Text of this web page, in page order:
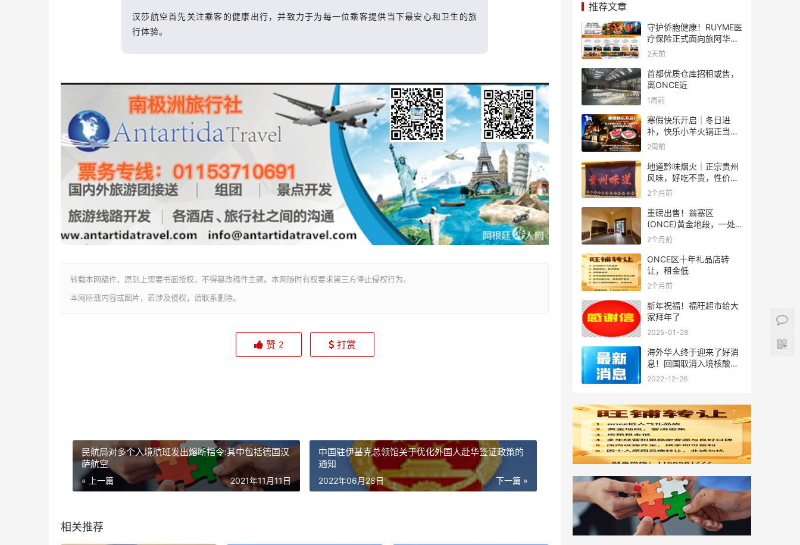
汉莎航空首先关注乘客的健康出行，并致力于为每一位乘客提供当下最安心和卫生的旅
行体验。
转载本网稿件，原则上需要书面授权，不得篡改稿件主题。本网随时有权要求第三方停止侵权行为。
本网所载内容或图片，若涉及侵权，请联系删除。
赞 2 打赏
民航局对多个入境航班发出熔断指令:其中包括德国汉
萨航空
« 上一篇 2021年11月11日
中国驻伊基克总领馆关于优化外国人赴华签证政策的
通知
下一篇 »
2022年06月28日
相关推荐
推荐文章
守护侨胞健康！RUYME医
疗保险正式面向旅阿华人
受理医保业务
2天前
首都优质仓库招租或售，
离ONCE近
1周前
寒假快乐开启｜冬日进
补，快乐小羊火锅正当
时！
2周前
地道黔味烟火｜正宗贵州
风味，好吃不贵，性价比
拉满✨
2个月前
重磅出售！翁塞区
(ONCE)黄金地段，一处
多用途房产出售
2个月前
ONCE区十年礼品店转
让，租金低
2个月前
新年祝福！福旺超市给大
家拜年了
2025-01-28
海外华人终于迎来了好消
息！回国取消入境核酸检
测+免隔离！落地就能回
2022-12-26